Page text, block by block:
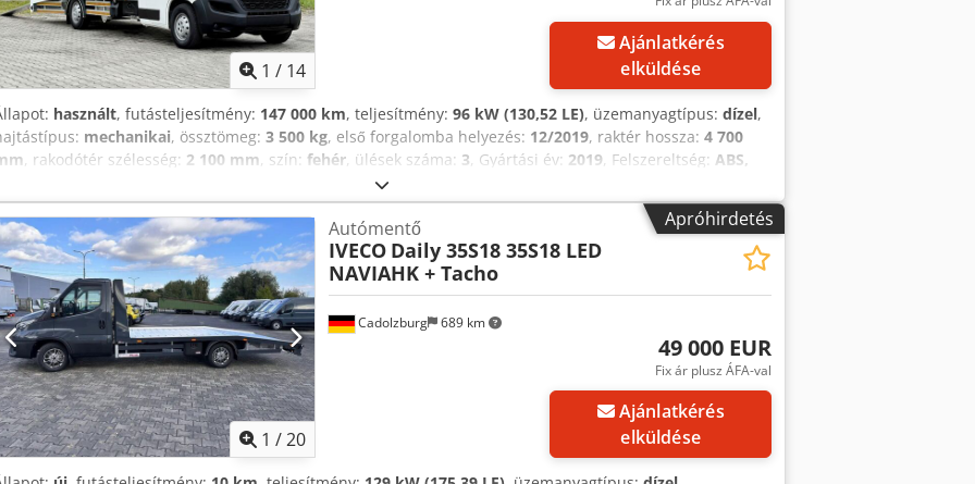
1 / 14
Ajánlatkérés
elküldése
használt, futásteljesítmény: 147 000 km, teljesítmény: 96 kW (130,52 LE), üzemanyagtípus: dízel,
mechanikai, össztömeg: 3 500 kg, első forgalomba helyezés: 12/2019, raktér hossza: 4 700
, rakodótér szélesség: 2 100 mm, szín: fehér, ülések száma: 3, Gyártási év: 2019, Felszereltség: ABS,
, CITROEN JUMPER / 4x2 Importált / BALESETMENTES
JÓ ÁLLAPOTBAN! GYÁRTÁSI ÉV: 2019 FUTÁSTELJESÍTMÉNY: 147 000 km FELSZERELTSÉG: - ABS -
TÜKÖR - ELEKTROMOS ABLAK - KLÍMA - SZERVOKORMÁNY - 4x4 TEHERBÍRÁS: 1 500 kg
ÖSSZTÖMEG: 3 500 kg TENGELYTÁV: 400 cm ABRONCSMÉRET: 225/75R16C Credpfsy
Actjf FUTÓMŰ: ELÖL: RUGÓS HÁTUL: LÉGRUGÓS TELEFON: * KUBA – LENGYEL, ANGOL, NÉMET,
OLASZ * SEBASTIAN – LENGYEL, NÉMET, OLASZ, ????? * LASZLO – MAGYAR * COSTEL – ROMÁN (Az export
formalitását vállaljuk, rendszámmal együtt) * RADEK – ?????
Apróhirdetés
1 /20
Cadolzburg 689 km
Autómentő
IVECO Daily 35S18 35S18 LED
NAVIAHK + Tacho
49 000 EUR
Fix ár plusz ÁFA-val
Ajánlatkérés
elküldése